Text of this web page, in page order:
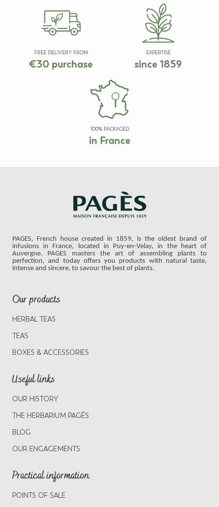
FREE DELIVERY FROM
€30 purchase
EXPERTISE
since 1859
100% PACKAGED
in France
PAGES, French house created in 1859, is the oldest brand of
infusions in France, located in Puy-en-Velay, in the heart of
Auvergne. PAGES masters the art of assembling plants to
perfection, and today offers you products with natural taste,
intense and sincere, to savour the best of plants.
Our products
HERBAL TEAS
TEAS
BOXES & ACCESSORIES
Useful links
OUR HISTORY
THE HERBARIUM PAGÈS
BLOG
OUR ENGAGEMENTS
Practical information
POINTS OF SALE